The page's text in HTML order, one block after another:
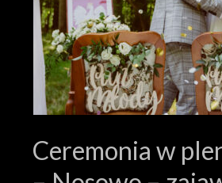
Ceremonia w